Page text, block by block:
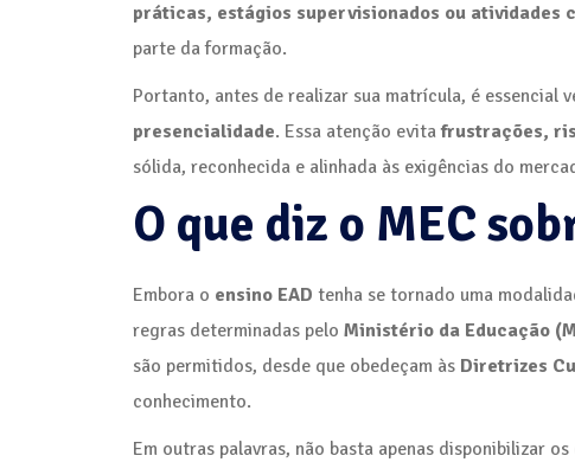
práticas, estágios supervisionados ou atividades
parte da formação.
Portanto, antes de realizar sua matrícula, é essencial
presencialidade. Essa atenção evitafrustrações,
sólida, reconhecida e alinhada às exigências do
O que diz o MEC
Embora o ensino EAD tenha se tornado uma
regras determinadas pelo Ministério da Educação
são permitidos, desde que obedeçam às Diretrizes
conhecimento.
Em outras palavras, não basta apenas disponibilizar